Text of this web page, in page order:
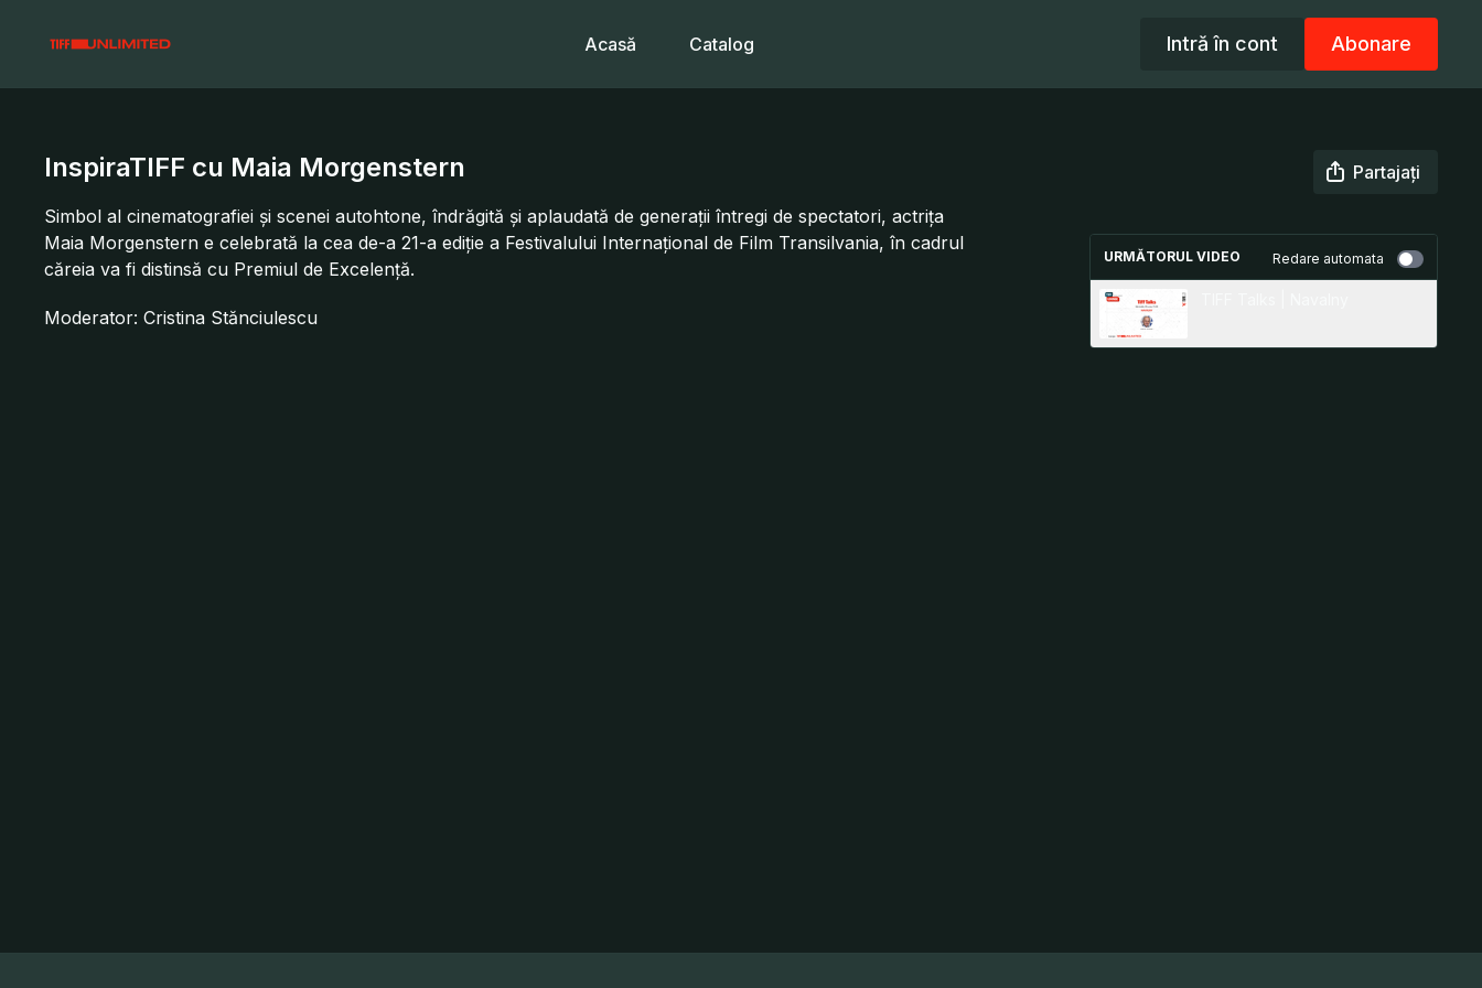
Acasă Catalog Intră în cont Abonare
InspiraTIFF cu Maia Morgenstern
Partajați
Simbol al cinematografiei și scenei autohtone, îndrăgită și aplaudată de generații întregi de spectatori, actrița
Maia Morgenstern e celebrată la cea de-a 21-a ediție a Festivalului Internațional de Film Transilvania, în cadrul
căreia va fi distinsă cu Premiul de Excelență.
Moderator: Cristina Stănciulescu
URMĂTORUL VIDEO Redare automata